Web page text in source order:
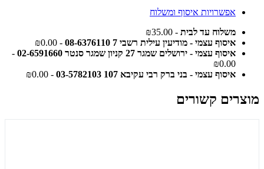
אפשרויות איסוף ומשלוח
משלוח עד לבית - ₪35.00
איסוף עצמי - מודיעין עילית רשבי 7 08-6376110
- ₪0.00
איסוף עצמי - ירושלים שמגר 27 קניון שמגר סנטר 02-6591660
-
₪0.00
איסוף עצמי - בני ברק רבי עקיבא 107 03-5782103
- ₪0.00
מוצרים קשורים